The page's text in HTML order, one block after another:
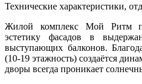
Технические характеристики,
Жилой комплекс Мой Ритм
эстетику фасадов в
выступающих балконов.
(10-19 этажность) создаётся
дворы всегда проникает